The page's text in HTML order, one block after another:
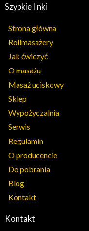
Szybkie linki
Strona główna
Rollmasażery
Jak ćwiczyć
O masażu
Masaż uciskowy
Sklep
Wypożyczalnia
Serwis
Regulamin
O producencie
Do pobrania
Blog
Kontakt
Kontakt